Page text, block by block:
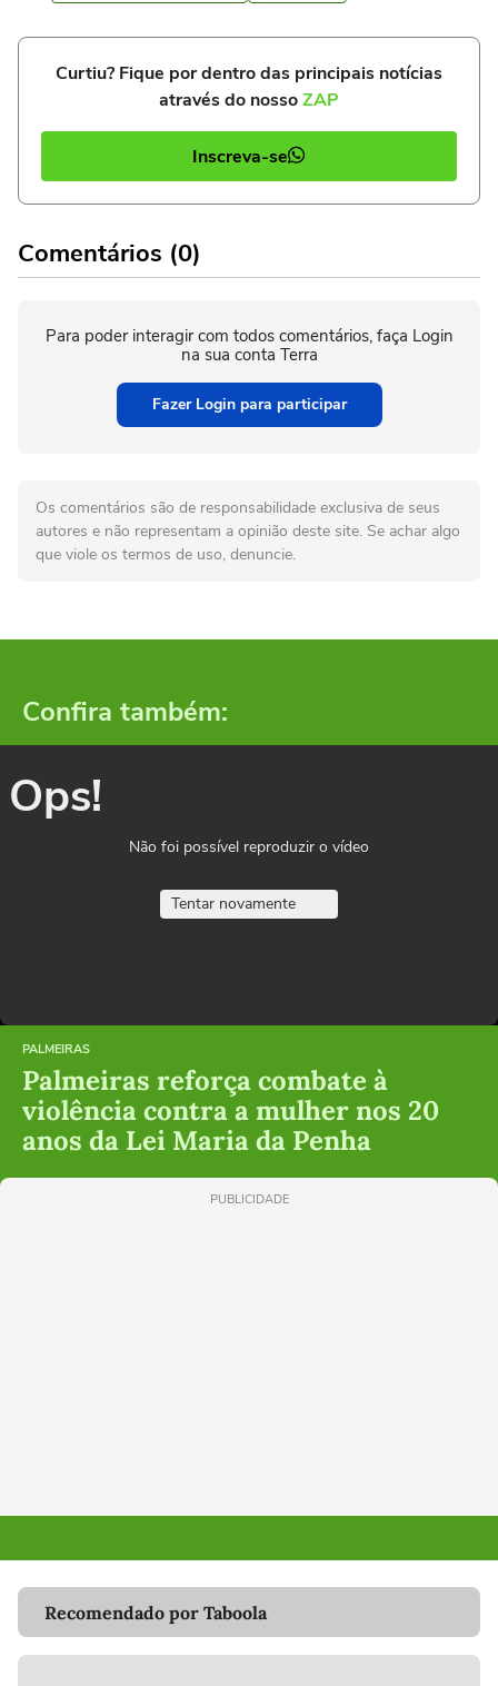
Curtiu? Fique por dentro das principais notícias
através do nossoZAP
Inscreva-se
Comentários (0)
Para poder interagir com todos comentários, faça Login
na sua conta Terra
Fazer Login para participar
Os comentários são de responsabilidade exclusiva de seus
autores e não representam a opinião deste site. Se achar algo
que viole os termos de uso, denuncie.
Confira também:
Ops!
Não foi possível reproduzir o vídeo
Tentar novamente
PALMEIRAS
Palmeiras reforça combate à
violência contra a mulher nos 20
anos da Lei Maria da Penha
PUBLICIDADE
Recomendado por Taboola